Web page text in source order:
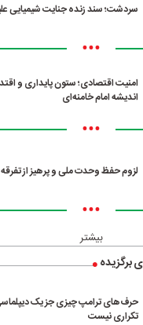
سردشت؛ سند زنده جنایت شیمیایی
•••
امنیت اقتصادی؛ ستون پایداری و
اندیشه امام خامنه‌ای
•••
لزوم حفظ وحدت ملی و پرهیز از تفرقه
•••
بیشتر
برگزیده
حرف‌های ترامپ چیزی جز یک
تکراری نیست